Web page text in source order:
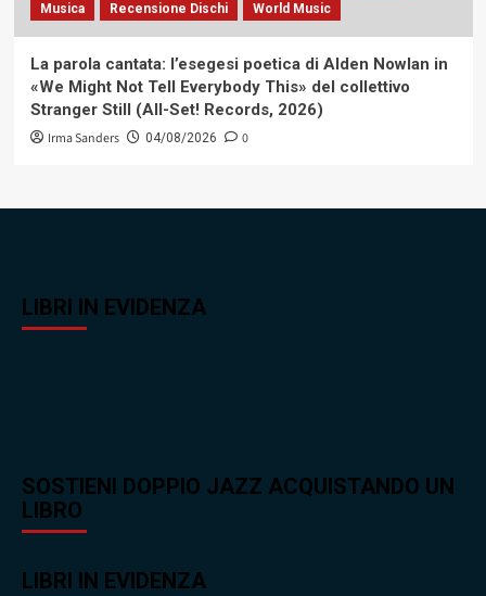
Musica
Recensione Dischi World Music
La parola cantata: l’esegesi poetica di Alden Nowlan in
«We Might Not Tell Everybody This» del collettivo
Stranger Still (All-Set! Records, 2026)
Irma Sanders 04/08/2026 0
LIBRI IN EVIDENZA
SOSTIENI DOPPIO JAZZ ACQUISTANDO UN
LIBRO
LIBRI IN EVIDENZA